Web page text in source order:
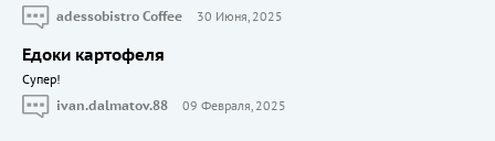
adessobistro Coffee
30 Июня, 2025
Едоки картофеля
Cупер!
ivan.dalmatov.88
09 Февраля, 2025